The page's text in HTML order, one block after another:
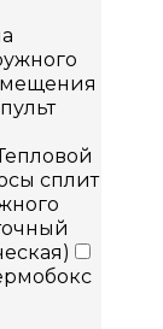
пульт
сплит